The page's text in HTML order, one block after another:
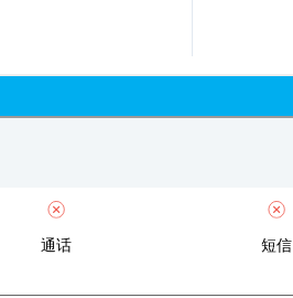
通话 短信